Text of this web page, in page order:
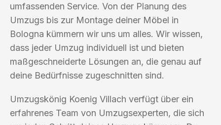
umfassenden Service. Von der Planung des
Umzugs bis zur Montage deiner Möbel in
Bologna kümmern wir uns um alles. Wir wissen,
dass jeder Umzug individuell ist und bieten
maßgeschneiderte Lösungen an, die genau auf
deine Bedürfnisse zugeschnitten sind.
Umzugskönig Koenig Villach verfügt über ein
erfahrenes Team von Umzugsexperten, die sich